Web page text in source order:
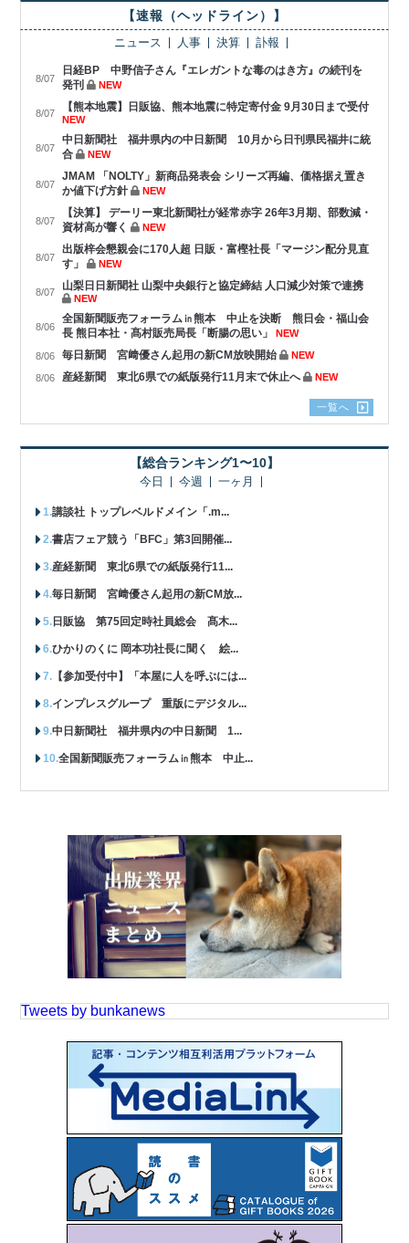
【速報（ヘッドライン）】
ニュース 人事 決算 訃報
8/07
日経BP 中野信子さん『エレガントな毒のはき方』の続刊を
発刊
NEW
8/07 【熊本地震】日販協、熊本地震に特定寄付金 9月30日まで受付
NEW
8/07
中日新聞社 福井県内の中日新聞 10月から日刊県民福井に統
合
NEW
8/07
JMAM 「NOLTY」新商品発表会 シリーズ再編、価格据え置き
か値下げ方針
NEW
8/07
【決算】 デーリー東北新聞社が経常赤字 26年3月期、部数減・
資材高が響く
NEW
8/07
出版梓会懇親会に170人超 日販・富樫社長「マージン配分見直
す」
NEW
8/07 山梨日日新聞社 山梨中央銀行と協定締結 人口減少対策で連携
NEW
8/06
全国新聞販売フォーラム㏌熊本 中止を決断 熊日会・福山会
長 熊日本社・髙村販売局長「断腸の思い」
NEW
8/06 毎日新聞 宮﨑優さん起用の新CM放映開始 NEW
8/06 産経新聞 東北6県での紙版発行11月末で休止へ NEW
一覧へ
【総合ランキング1〜10】
今日 今週 一ヶ月
講談社 トップレベルドメイン「.m...
書店フェア競う「BFC」第3回開催...
産経新聞 東北6県での紙版発行11...
毎日新聞 宮﨑優さん起用の新CM放...
日販協 第75回定時社員総会 髙木...
ひかりのくに 岡本功社長に聞く 絵...
【参加受付中】「本屋に人を呼ぶには...
インプレスグループ 重版にデジタル...
中日新聞社 福井県内の中日新聞 1...
全国新聞販売フォーラム㏌熊本 中止...
Tweets by bunkanews